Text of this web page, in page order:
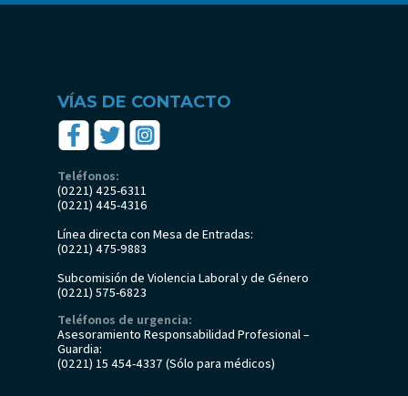
VÍAS DE CONTACTO
Teléfonos:
(0221) 425-6311
(0221) 445-4316
Línea directa con Mesa de Entradas:
(0221) 475-9883
Subcomisión de Violencia Laboral y de Género
(0221) 575-6823
Teléfonos de urgencia:
Asesoramiento Responsabilidad Profesional –
Guardia:
(0221) 15 454-4337 (Sólo para médicos)